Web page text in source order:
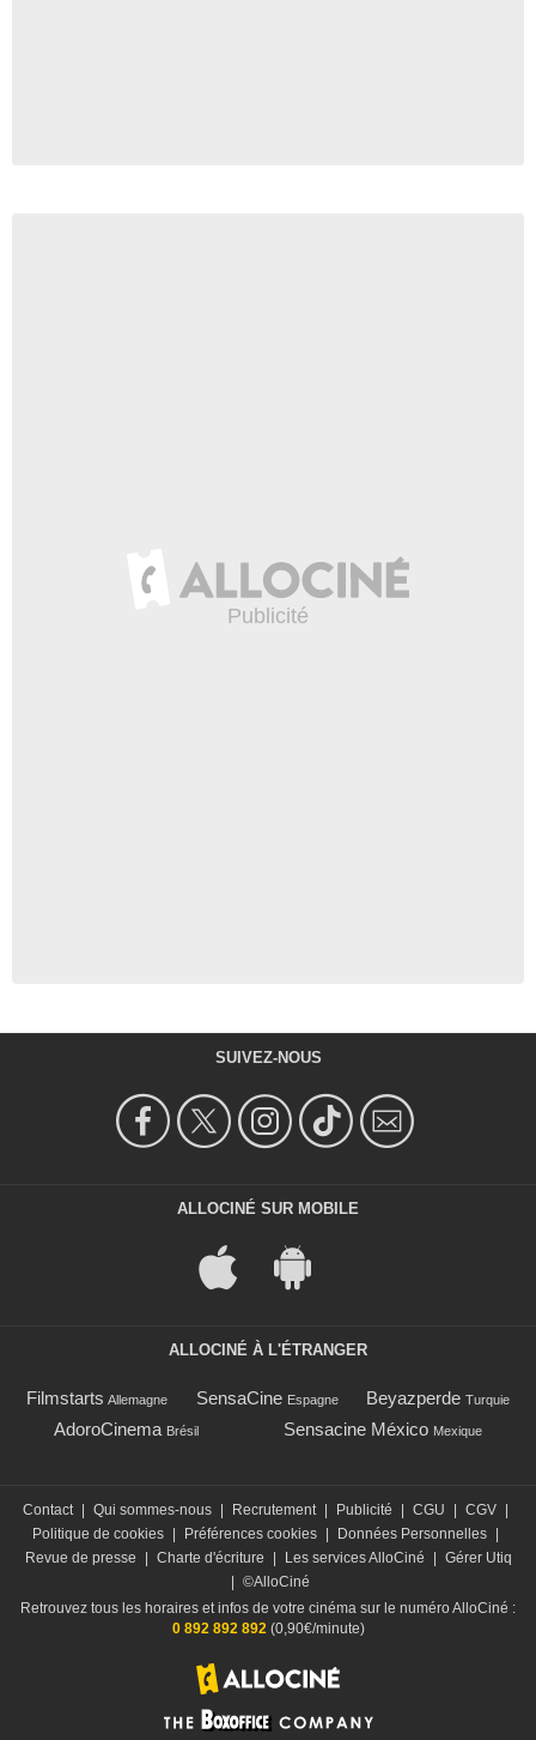
SUIVEZ-NOUS
ALLOCINÉ SUR MOBILE
ALLOCINÉ À L'ÉTRANGER
Filmstarts Allemagne SensaCine Espagne Beyazperde Turquie
AdoroCinema Brésil Sensacine México Mexique
Contact | Qui sommes-nous | Recrutement | Publicité | CGU | CGV |
Politique de cookies | Préférences cookies | Données Personnelles |
Revue de presse
| Charte d'écriture | Les services AlloCiné | Gérer Utiq
| ©AlloCiné
Retrouvez tous les horaires et infos de votre cinéma sur le numéro AlloCiné :
0 892 892 892 (0,90€/minute)